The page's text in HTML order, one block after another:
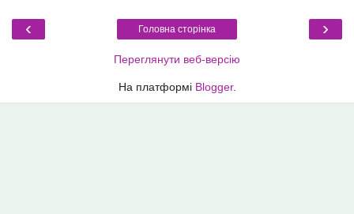
‹ ›
Головна сторінка
Переглянути веб-версію
На платформі Blogger.